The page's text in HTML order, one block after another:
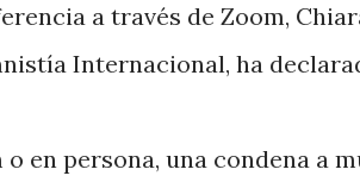
a través de Zoom,
Internacional, ha
o en persona, una condena a